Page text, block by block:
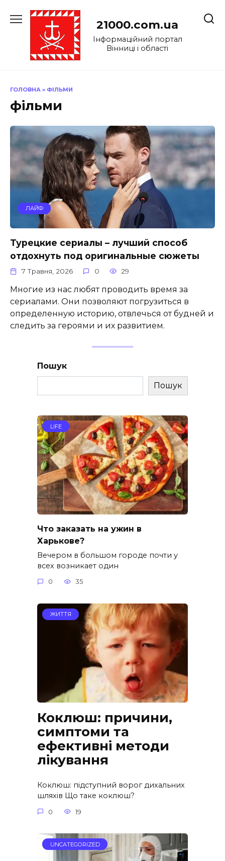
до
21000.com.ua
Інформаційний портал
Вінниці і області
ГОЛОВНА » ФІЛЬМИ
фільми
ЛАЙФ
Турецкие сериалы – лучший способ
отдохнуть под оригинальные сюжеты
7 Травня, 2026 0 29
Многие из нас любят проводить время за
сериалами. Они позволяют погрузиться в
определенную историю, отвлечься от будней и
следить за героями и их развитием.
Пошук
Пошук
LIFE
Что заказать на ужин в
Харькове?
Вечером в большом городе почти у
всех возникает один
0 35
ЖИТТЯ
Коклюш: причини,
симптоми та
ефективні методи
лікування
Коклюш: підступний ворог дихальних
шляхів Що таке коклюш?
0 19
UNCATEGORIZED